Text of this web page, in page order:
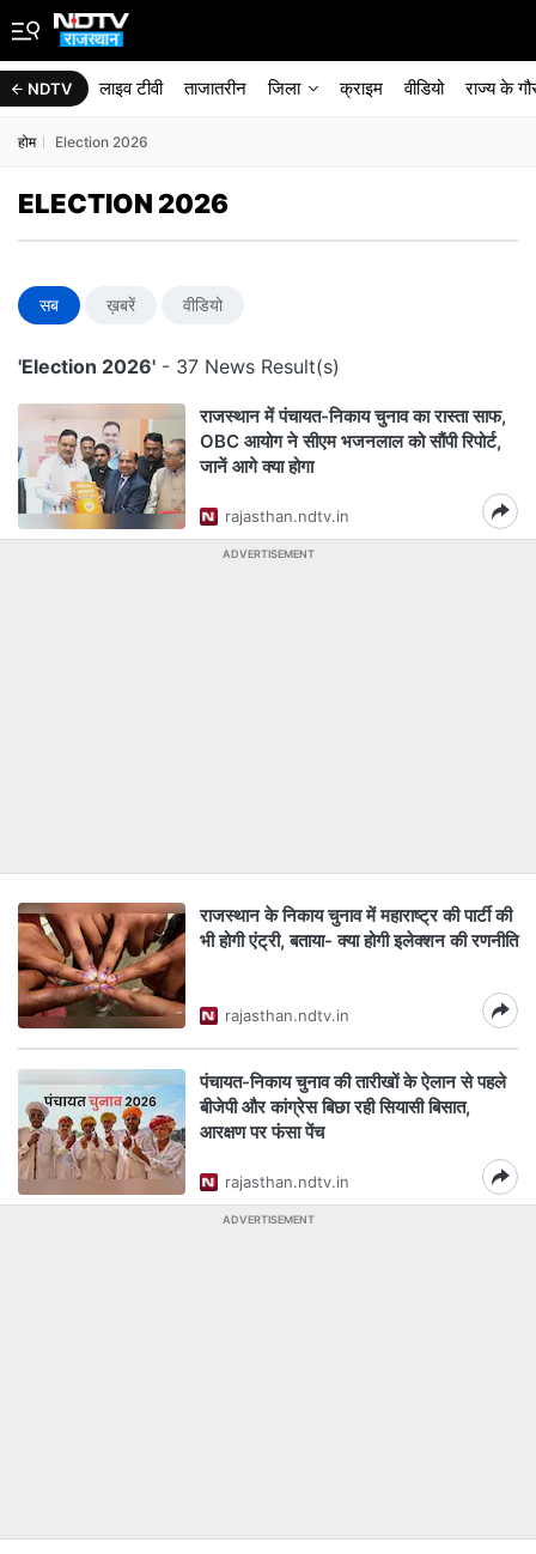
NDTV लाइव टीवी ताजातरीन जिला क्राइम वीडियो राज्‍य के
होम Election 2026
ELECTION 2026
सब ख़बरें वीडियो
'Election 2026' - 37 News Result(s)
राजस्थान में पंचायत-निकाय चुनाव का रास्ता साफ,
OBC आयोग ने सीएम भजनलाल को सौंपी रिपोर्ट,
जानें आगे क्या होगा
rajasthan.ndtv.in
ADVERTISEMENT
राजस्थान के निकाय चुनाव में महाराष्ट्र की पार्टी की
भी होगी एंट्री, बताया- क्या होगी इलेक्शन की रणनीति
rajasthan.ndtv.in
पंचायत-निकाय चुनाव की तारीखों के ऐलान से पहले
बीजेपी और कांग्रेस बिछा रही सियासी बिसात,
आरक्षण पर फंसा पेंच
rajasthan.ndtv.in
ADVERTISEMENT